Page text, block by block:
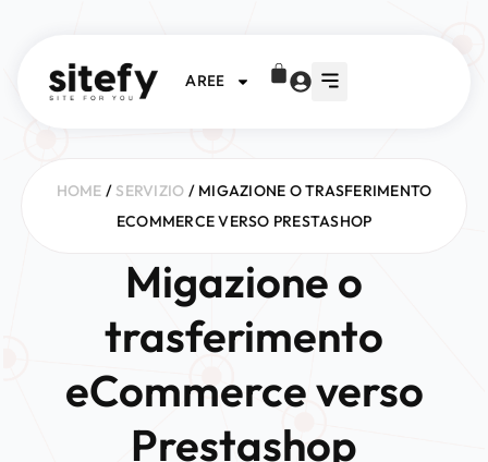
AREE
HOME /SERVIZIO / MIGAZIONE O TRASFERIMENTO
ECOMMERCE VERSO PRESTASHOP
Migazione o
trasferimento
eCommerce verso
Prestashop